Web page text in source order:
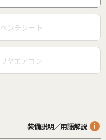
ベンチシート
リヤエアコン
装備説明／用語解説